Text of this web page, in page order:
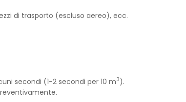
di trasporto (escluso aereo), ecc.
secondi (1-2 secondi per 10 m3).